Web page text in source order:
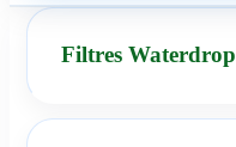
Filtres Waterdrop